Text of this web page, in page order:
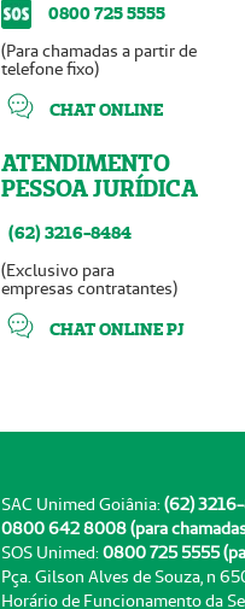
0800 725 5555
(Para chamadas a partir de
telefone fixo)
CHAT ONLINE
ATENDIMENTO
PESSOA JURÍDICA
(62) 3216-8484
(Exclusivo para
empresas contratantes)
CHAT ONLINE PJ
SAC Unimed Goiânia: (62)
0800 642 8008 (para
SOS Unimed: 0800 725 5555
Pça. Gilson Alves de Souza, n
Horário de Funcionamento da